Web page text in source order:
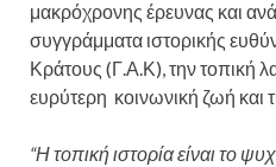
μακρόχρονης έρευνας και
συγγράμματα ιστορικής
Κράτους (Γ.Α.Κ), την τοπική
ευρύτερη κοινωνική ζωή και
“Η τοπική ιστορία είναι το